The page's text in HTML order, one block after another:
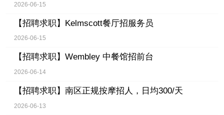
2026-06-15
【招聘求职】 Kelmscott餐厅招服务员
2026-06-15
【招聘求职】 Wembley 中餐馆招前台
2026-06-14
【招聘求职】 南区正规按摩招人，日均300/天
2026-06-13